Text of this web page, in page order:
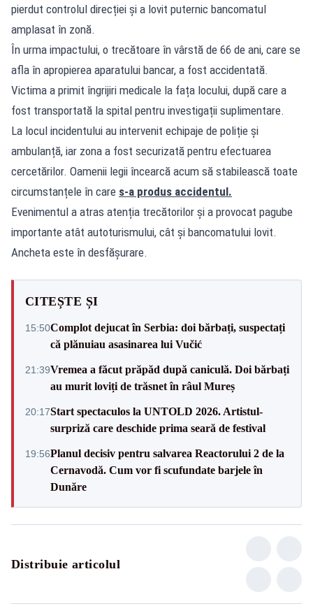
pierdut controlul direcției și a lovit puternic bancomatul
amplasat în zonă.
În urma impactului, o trecătoare în vârstă de 66 de ani, care se
afla în apropierea aparatului bancar, a fost accidentată.
Victima a primit îngrijiri medicale la fața locului, după care a
fost transportată la spital pentru investigații suplimentare.
La locul incidentului au intervenit echipaje de poliție și
ambulanță, iar zona a fost securizată pentru efectuarea
cercetărilor. Oamenii legii încearcă acum să stabilească toate
circumstanțele în care s-a produs accidentul.
Evenimentul a atras atenția trecătorilor și a provocat pagube
importante atât autoturismului, cât și bancomatului lovit.
Ancheta este în desfășurare.
CITEȘTE ȘI
15:50Complot dejucat în Serbia: doi bărbați, suspectați
că plănuiau asasinarea lui Vučić
21:39Vremea a făcut prăpăd după caniculă. Doi bărbați
au murit loviți de trăsnet în râul Mureș
20:17Start spectaculos la UNTOLD 2026. Artistul-
surpriză care deschide prima seară de festival
19:56Planul decisiv pentru salvarea Reactorului 2 de la
Cernavodă. Cum vor fi scufundate barjele în
Dunăre
Distribuie articolul